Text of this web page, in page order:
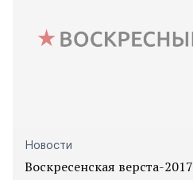
Новости
Воскресенская верста-2017